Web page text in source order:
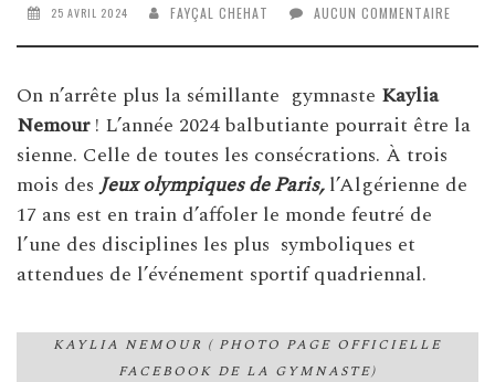
25 AVRIL 2024 FAYÇAL CHEHAT AUCUN COMMENTAIRE
On n’arrête plus la sémillante gymnaste Kaylia
Nemour! L’année 2024 balbutiante pourrait être la
sienne. Celle de toutes les consécrations. À trois
mois desJeux olympiques de Paris,l’Algérienne de
17 ans est en train d’affoler le monde feutré de
l’une des disciplines les plus symboliques et
attendues de l’événement sportif quadriennal.
KAYLIA NEMOUR ( PHOTO PAGE OFFICIELLE
FACEBOOK DE LA GYMNASTE)